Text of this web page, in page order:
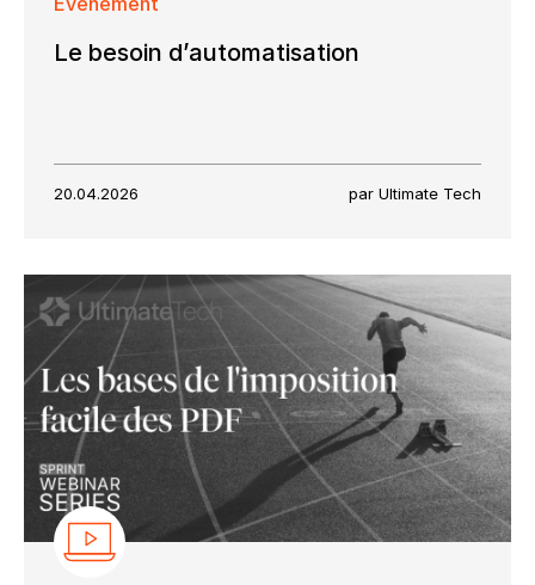
Le besoin d’automatisation
20.04.2026 par Ultimate Tech